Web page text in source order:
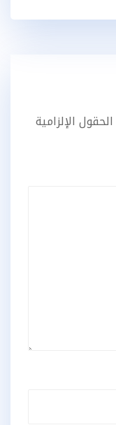
الحقول الإلزامية